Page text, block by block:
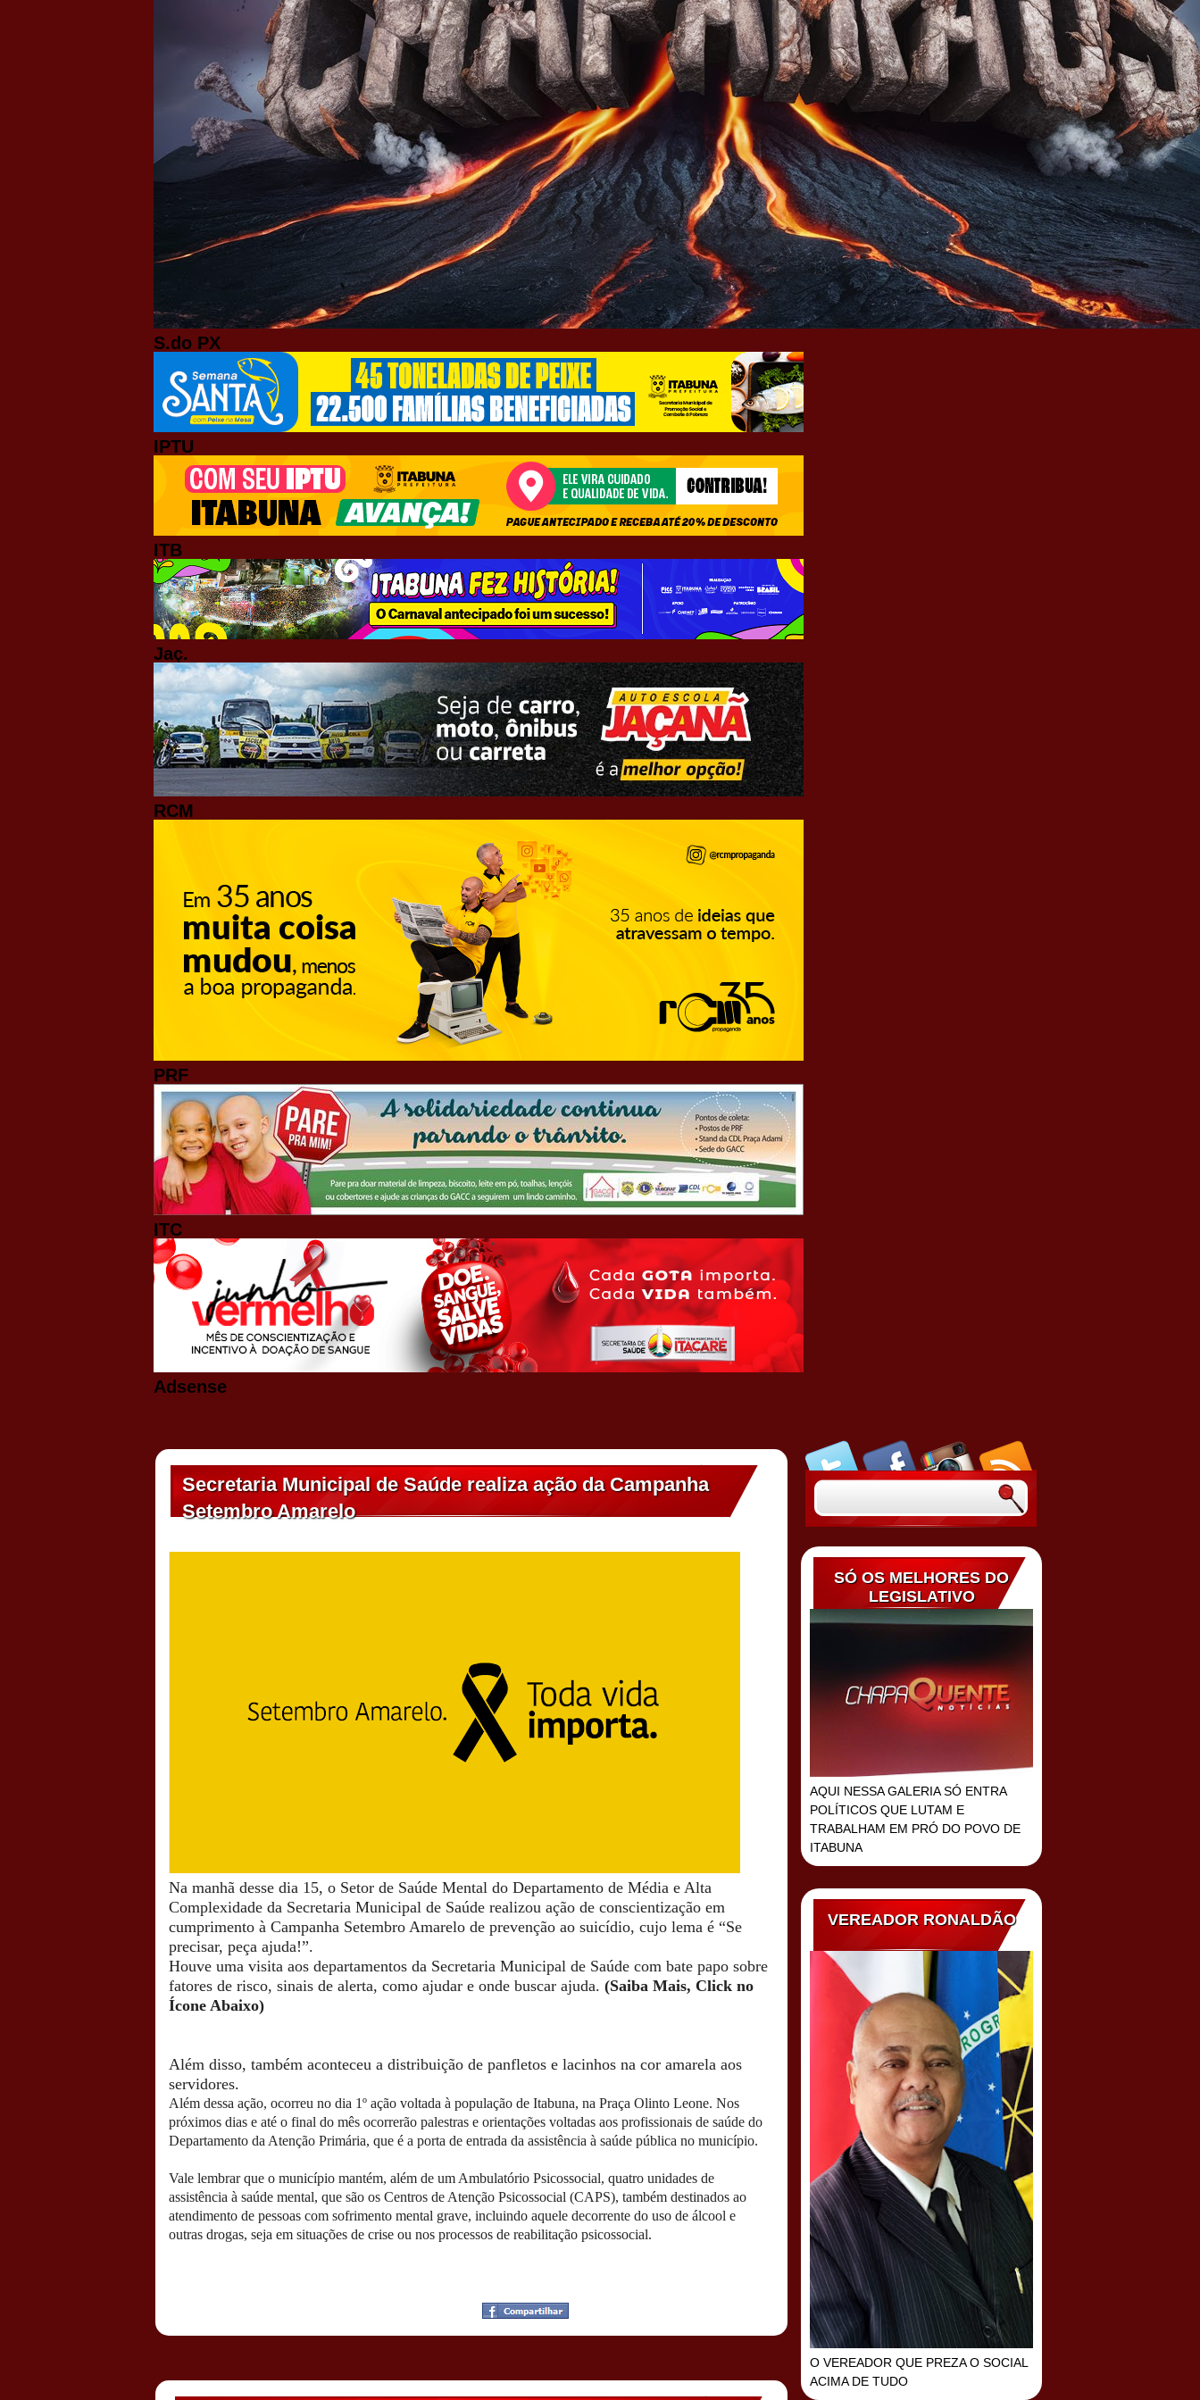
S.do PX
IPTU
ITB
Jaç.
RCM
PRF
ITC
Adsense
Secretaria Municipal de Saúde realiza ação da Campanha
Setembro Amarelo
Na manhã desse dia 15, o Setor de Saúde Mental do Departamento de Média e Alta
Complexidade da Secretaria Municipal de Saúde realizou ação de conscientização em
cumprimento à Campanha Setembro Amarelo de prevenção ao suicídio, cujo lema é “Se
precisar, peça ajuda!”.
Houve uma visita aos departamentos da Secretaria Municipal de Saúde com bate papo sobre
fatores de risco, sinais de alerta, como ajudar e onde buscar ajuda. (Saiba Mais, Click no
Ícone Abaixo)
Além disso, também aconteceu a distribuição de panfletos e lacinhos na cor amarela aos
servidores.
Além dessa ação, ocorreu no dia 1º ação voltada à população de Itabuna, na Praça Olinto Leone. Nos
próximos dias e até o final do mês ocorrerão palestras e orientações voltadas aos profissionais de saúde do
Departamento da Atenção Primária, que é a porta de entrada da assistência à saúde pública no município.
Vale lembrar que o município mantém, além de um Ambulatório Psicossocial, quatro unidades de
assistência à saúde mental, que são os Centros de Atenção Psicossocial (CAPS), também destinados ao
atendimento de pessoas com sofrimento mental grave, incluindo aquele decorrente do uso de álcool e
outras drogas, seja em situações de crise ou nos processos de reabilitação psicossocial.
SÓ OS MELHORES DO
LEGISLATIVO
AQUI NESSA GALERIA SÓ ENTRA
POLÍTICOS QUE LUTAM E
TRABALHAM EM PRÓ DO POVO DE
ITABUNA
VEREADOR RONALDÃO
O VEREADOR QUE PREZA O SOCIAL
ACIMA DE TUDO